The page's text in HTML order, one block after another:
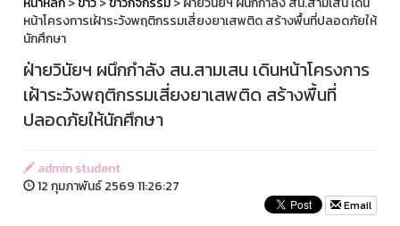
หน้าโครงการเฝ้าระวังพฤติกรรมเสี่ยงยาเสพติด สร้างพื้นที่ปลอดภัยให้
นักศึกษา
ฝ่ายวินัยฯ ผนึกกำลัง สน.สามเสน เดินหน้าโครงการ
เฝ้าระวังพฤติกรรมเสี่ยงยาเสพติด สร้างพื้นที่
ปลอดภัยให้นักศึกษา
admin student
12 กุมภาพันธ์ 2569 11:26:27
Email